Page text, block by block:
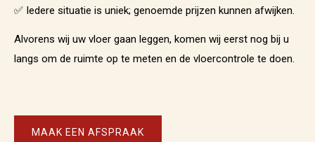
✅ Iedere situatie is uniek; genoemde prijzen kunnen afwijken.
Alvorens wij uw vloer gaan leggen, komen wij eerst nog bij u
langs om de ruimte op te meten en de vloercontrole te doen.
MAAK EEN AFSPRAAK